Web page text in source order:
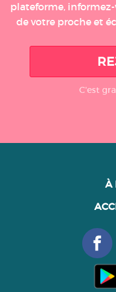
plateforme,
de votre proche et
C'est
À